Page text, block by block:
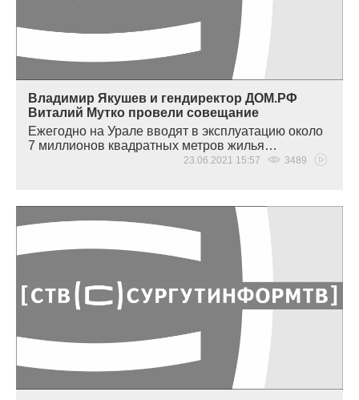
Владимир Якушев и гендиректор ДОМ.РФ
Виталий Мутко провели совещание
Ежегодно на Урале вводят в эксплуатацию около
7 миллионов квадратных метров жилья…
23.06.2021 15:57 3489